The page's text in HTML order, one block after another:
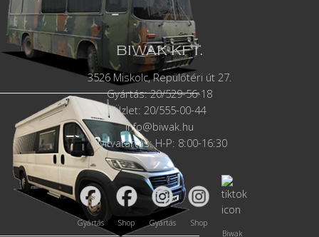
BIWAK KFT.
3526 Miskolc, Repülőtéri út 27.
Gyártás:20/529-56-18
Üzlet: 20/555-00-44
info@biwak.hu
Nyitvatartás: H-P: 8:00-16:30
Gyártás Shop Gyártás
Shop
Biwak